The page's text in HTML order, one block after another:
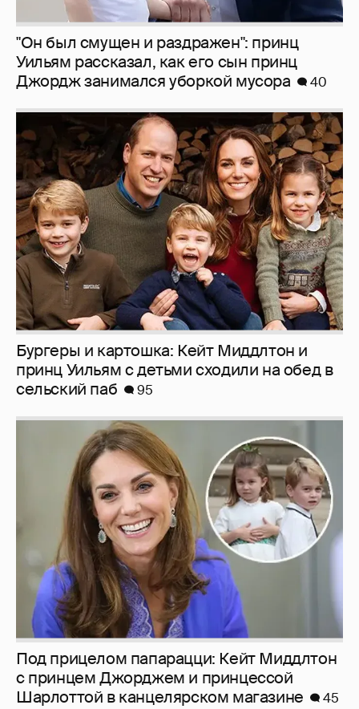
"Он был смущен и раздражен": принц
Уильям рассказал, как его сын принц
Джордж занимался уборкой мусора
40
Бургеры и картошка: Кейт Миддлтон и
принц Уильям с детьми сходили на обед в
сельский паб
95
Под прицелом папарацци: Кейт Миддлтон
с принцем Джорджем и принцессой
Шарлоттой в канцелярском магазине
45